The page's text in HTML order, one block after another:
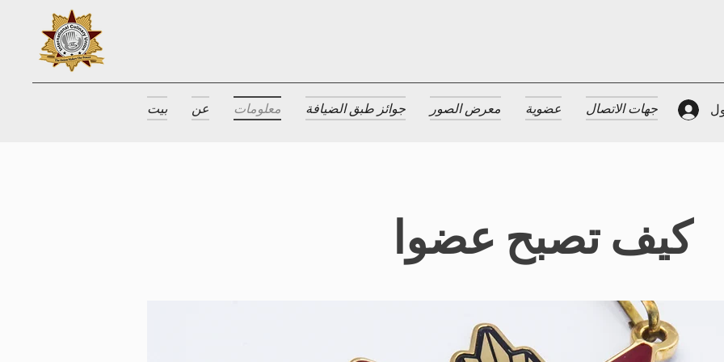
بيت عن معلومات جوائز طبق الضيافة معرض الصور عضوية جهات الاتصال
كيف تصبح عضوا